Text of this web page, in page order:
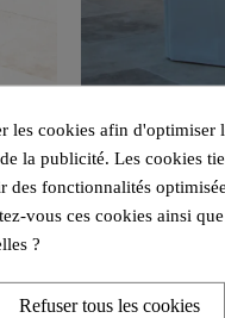
les cookies afin
la publicité. Les cookies
fonctionnalités
vous ces cookies ainsi
?
Refuser tous les cookies